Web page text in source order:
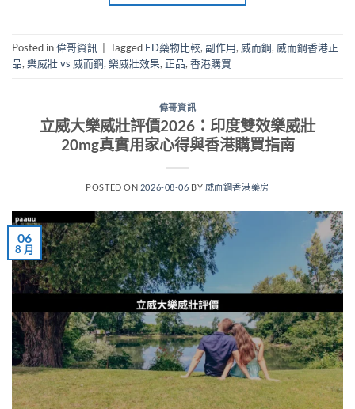
Posted in偉哥資訊 Tagged ED藥物比較,副作用, 威而鋼, 威而鋼香港正
品,樂威壯 vs 威而鋼,樂威壯效果, 正品,香港購買
偉哥資訊
立威大樂威壯評價2026：印度雙效樂威壯
20mg真實用家心得與香港購買指南
POSTED ON 2026-08-06 BY 威而鋼香港藥房
06
8 月